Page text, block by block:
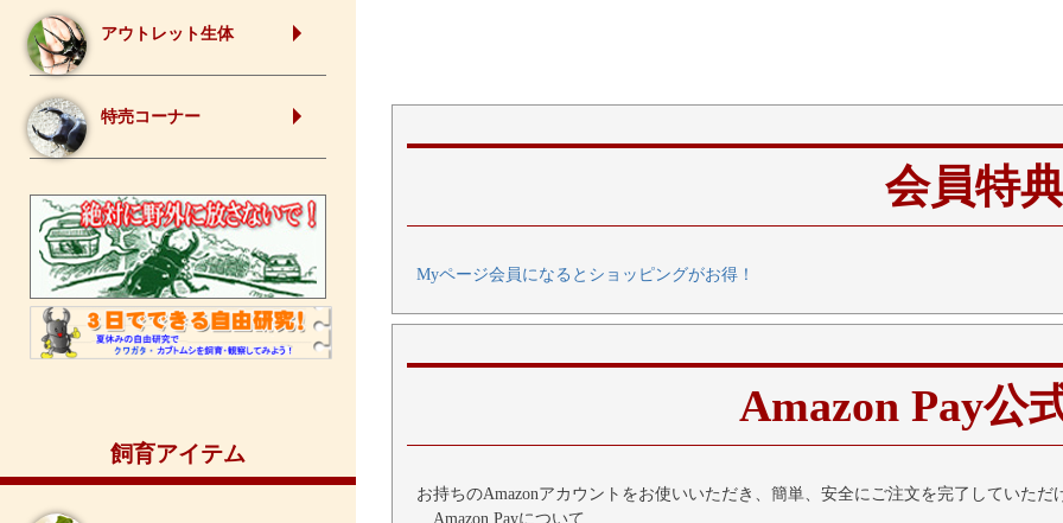
アウトレット生体
特売コーナー
飼育アイテム
会員特
Myページ会員になるとショッピングがお得！
Amazon Pay公
お持ちのAmazonアカウントをお使いいただき、簡単、安全にご注文を完了していただ
Amazon Payについて